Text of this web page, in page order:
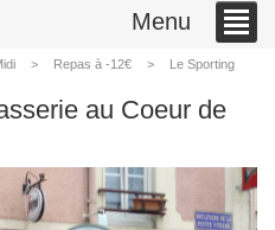
Menu
Repas à -12€ Le Sporting
au Coeur de